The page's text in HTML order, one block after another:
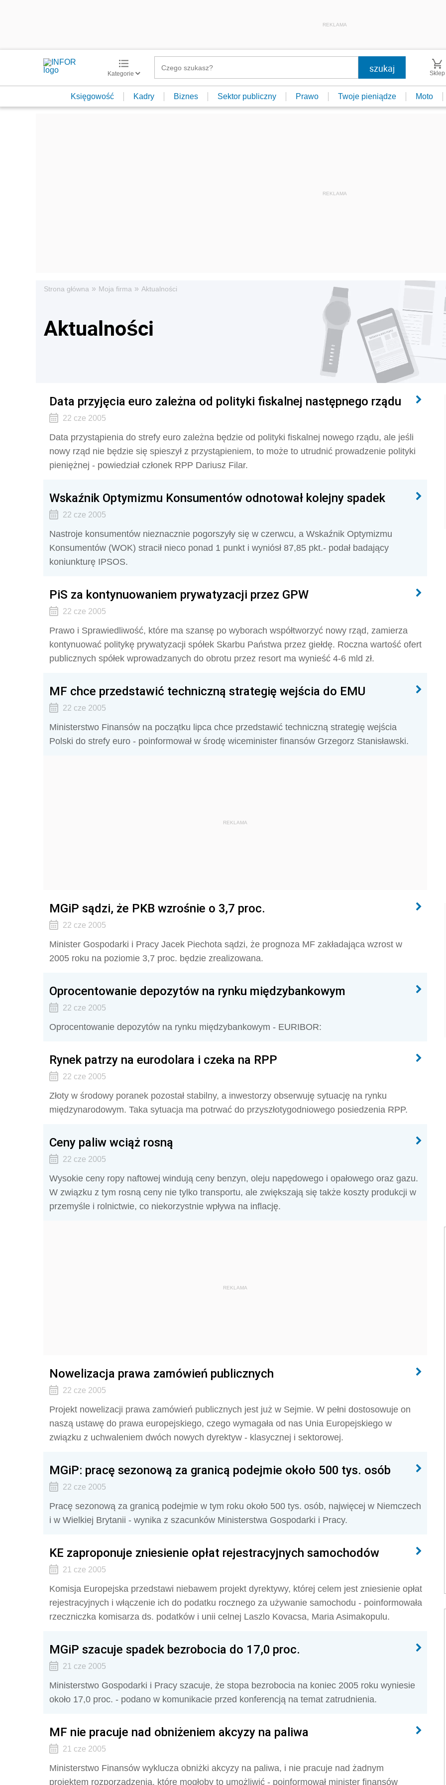
REKLAMA
Kategorie Sklep
Księgowość Kadry Biznes Sektor publiczny Prawo Twoje pieniądze Moto
Strona główna » Moja firma » Aktualności
Aktualności
Data przyjęcia euro zależna od polityki fiskalnej następnego rządu
22 cze 2005
Data przystąpienia do strefy euro zależna będzie od polityki fiskalnej nowego rządu, ale jeśli
nowy rząd nie będzie się spieszył z przystąpieniem, to może to utrudnić prowadzenie polityki
pieniężnej - powiedział członek RPP Dariusz Filar.
Wskaźnik Optymizmu Konsumentów odnotował kolejny spadek
22 cze 2005
Nastroje konsumentów nieznacznie pogorszyły się w czerwcu, a Wskaźnik Optymizmu
Konsumentów (WOK) stracił nieco ponad 1 punkt i wyniósł 87,85 pkt.- podał badający
koniunkturę IPSOS.
PiS za kontynuowaniem prywatyzacji przez GPW
22 cze 2005
Prawo i Sprawiedliwość, które ma szansę po wyborach współtworzyć nowy rząd, zamierza
kontynuować politykę prywatyzacji spółek Skarbu Państwa przez giełdę. Roczna wartość ofert
publicznych spółek wprowadzanych do obrotu przez resort ma wynieść 4-6 mld zł.
MF chce przedstawić techniczną strategię wejścia do EMU
22 cze 2005
Ministerstwo Finansów na początku lipca chce przedstawić techniczną strategię wejścia
Polski do strefy euro - poinformował w środę wiceminister finansów Grzegorz Stanisławski.
REKLAMA
MGiP sądzi, że PKB wzrośnie o 3,7 proc.
22 cze 2005
Minister Gospodarki i Pracy Jacek Piechota sądzi, że prognoza MF zakładająca wzrost w
2005 roku na poziomie 3,7 proc. będzie zrealizowana.
Oprocentowanie depozytów na rynku międzybankowym
22 cze 2005
Oprocentowanie depozytów na rynku międzybankowym - EURIBOR:
Rynek patrzy na eurodolara i czeka na RPP
22 cze 2005
Złoty w środowy poranek pozostał stabilny, a inwestorzy obserwuję sytuację na rynku
międzynarodowym. Taka sytuacja ma potrwać do przyszłotygodniowego posiedzenia RPP.
Ceny paliw wciąż rosną
22 cze 2005
Wysokie ceny ropy naftowej windują ceny benzyn, oleju napędowego i opałowego oraz gazu.
W związku z tym rosną ceny nie tylko transportu, ale zwiększają się także koszty produkcji w
przemyśle i rolnictwie, co niekorzystnie wpływa na inflację.
REKLAMA
Nowelizacja prawa zamówień publicznych
22 cze 2005
Projekt nowelizacji prawa zamówień publicznych jest już w Sejmie. W pełni dostosowuje o­n
naszą ustawę do prawa europejskiego, czego wymagała od nas Unia Europejskiego w
związku z uchwaleniem dwóch nowych dyrektyw - klasycznej i sektorowej.
MGiP: pracę sezonową za granicą podejmie około 500 tys. osób
22 cze 2005
Pracę sezonową za granicą podejmie w tym roku około 500 tys. osób, najwięcej w Niemczech
i w Wielkiej Brytanii - wynika z szacunków Ministerstwa Gospodarki i Pracy.
KE zaproponuje zniesienie opłat rejestracyjnych samochodów
21 cze 2005
Komisja Europejska przedstawi niebawem projekt dyrektywy, której celem jest zniesienie opłat
rejestracyjnych i włączenie ich do podatku rocznego za używanie samochodu - poinformowała
rzeczniczka komisarza ds. podatków i unii celnej Laszlo Kovacsa, Maria Asimakopulu.
MGiP szacuje spadek bezrobocia do 17,0 proc.
21 cze 2005
Ministerstwo Gospodarki i Pracy szacuje, że stopa bezrobocia na koniec 2005 roku wyniesie
około 17,0 proc. - podano w komunikacie przed konferencją na temat zatrudnienia.
MF nie pracuje nad obniżeniem akcyzy na paliwa
21 cze 2005
Ministerstwo Finansów wyklucza obniżki akcyzy na paliwa, i nie pracuje nad żadnym
projektem rozporządzenia, które mogłoby to umożliwić - poinformował minister finansów